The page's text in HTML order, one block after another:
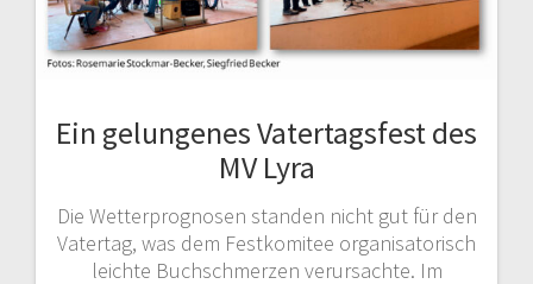
Ein gelungenes Vatertagsfest des
MV Lyra
Die Wetterprognosen standen nicht gut für den
Vatertag, was dem Festkomitee organisatorisch
leichte Buchschmerzen verursachte. Im